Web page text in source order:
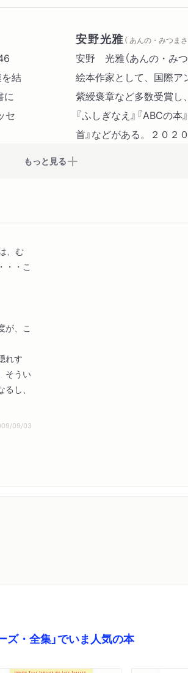
対応（ジョイス）
力づく（Ｗ・Ｃ・ウィリア
一日の期待（ヘミングウェ
思い出より（太宰治）
人の顔（夢野久作）
小羊（ソログープ）
小さな王国（谷崎潤一郎）
結
に
セ
安野光雅（ あんの・みつまさ
安野 光雅（あんの・み
絵本作家として、国際ア
紫綬褒章など多数受賞し
『ふしぎなえ』『ABCの
首』などがある。２０２
もっと見る
、む
・・こ
が、こ
れす
そうい
し、
09/03
ズ・全集」でいま人気の本